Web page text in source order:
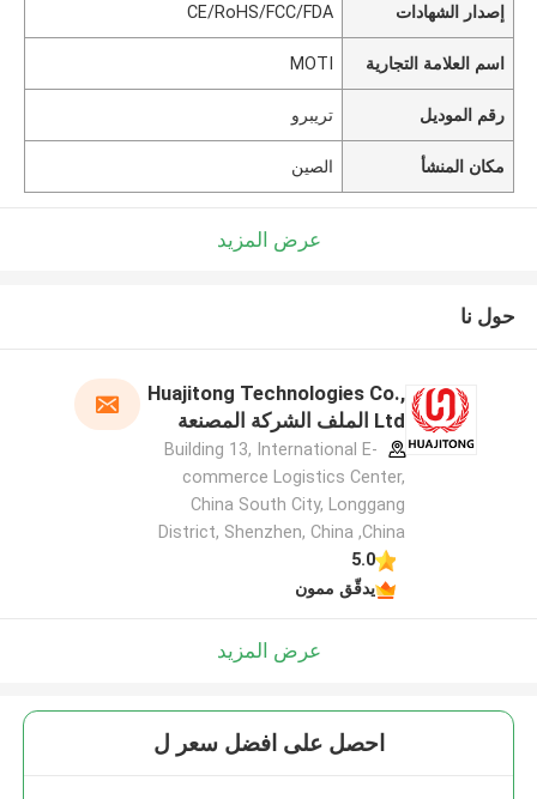
إصدار الشهادات CE/RoHS/FCC/FDA
اسم العلامة التجارية MOTI
رقم الموديل تريبرو
مكان المنشأ الصين
عرض المزيد
حول نا
Huajitong Technologies Co.,
Ltd الملف الشركة المصنعة
Building 13, International E-
commerce Logistics Center,
China South City, Longgang
District, Shenzhen, China ,China
5.0
يدقّق ممون
عرض المزيد
احصل على افضل سعر ل